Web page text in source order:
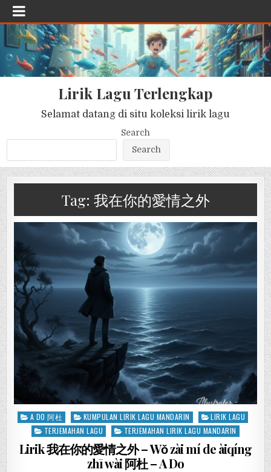
Lirik Lagu Terlengkap
Selamat datang di situ koleksi lirik lagu
Search
Search
Tag: 我在你的愛情之外
Posted
A DO 阿杜 KUMPULAN LIRIK LAGU MANDARIN
LIRIK LAGU
TERJEMAHAN LAGU
TERJEMAHAN LIRIK LAGU MANDARIN
Lirik 我在你的愛情之外 – Wǒ zài mí de àiqíng
zhī wài 阿杜 – A Do